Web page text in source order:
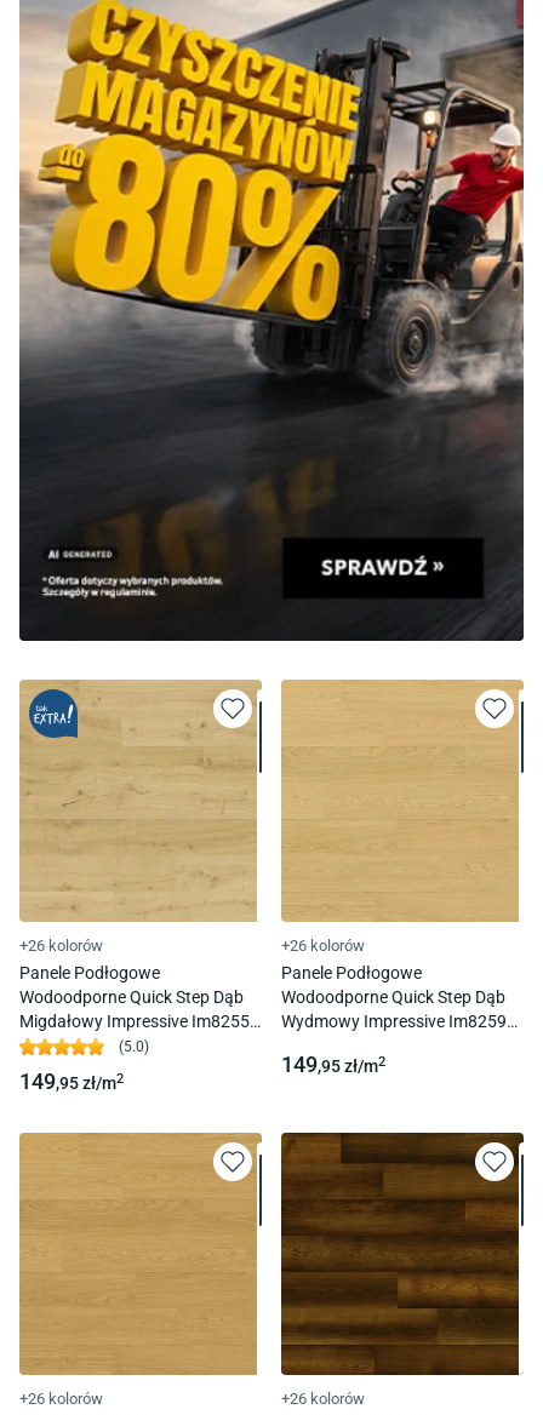
+26 kolorów
Panele Podłogowe
Wodoodporne Quick Step Dąb
Migdałowy Impressive Im8255
Ac4 8 Mm 1L 4V-Fuga
(5.0)
149,95zł/m2
+26 kolorów
Panele Podłogowe
Wodoodporne Quick Step Dąb
Wydmowy Impressive Im8259
149,95zł/m2
+26 kolorów +26 kolorów